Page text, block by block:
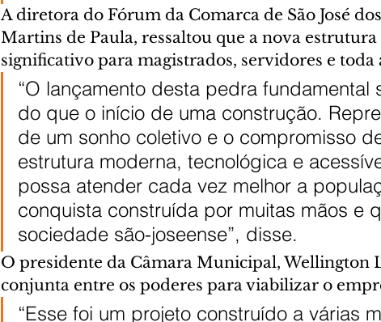
A diretora do Fórum da Comarca de São José
Martins de Paula, ressaltou que a nova
significativo para magistrados, servidores e toda
“O lançamento desta pedra fundamental
do que o início de uma construção.
de um sonho coletivo e o compromisso
estrutura moderna, tecnológica e
possa atender cada vez melhor a
conquista construída por muitas mãos e
sociedade são-joseense”, disse.
O presidente da Câmara Municipal, Wellington
conjunta entre os poderes para viabilizar o
“Esse foi um projeto construído a várias